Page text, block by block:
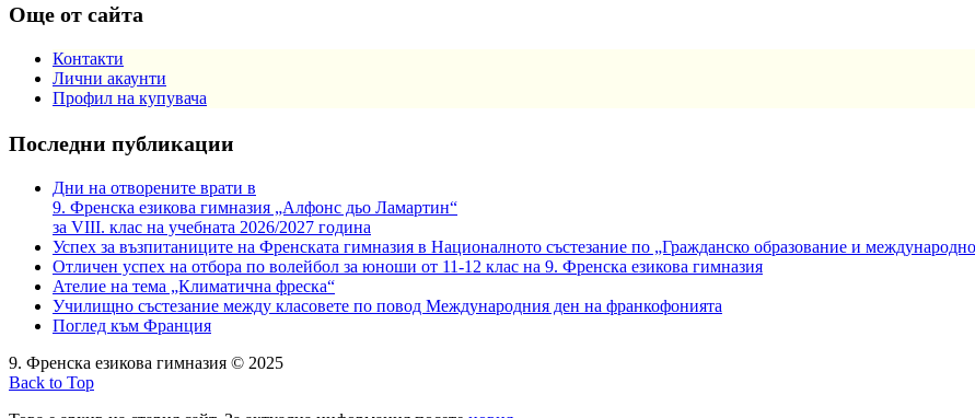
Още от сайта
Контакти
Лични акаунти
Профил на купувача
Последни публикации
Дни на отворените врати в
9. Френска езикова гимназия „Алфонс дьо Ламартин“
за VIII. клас на учебната 2026/2027 година
Успех за възпитаниците на Френската гимназия в Националното състезание по „Гражданско образование и
Отличен успех на отбора по волейбол за юноши от 11-12 клас на 9. Френска езикова гимназия
Ателие на тема „Климатична фреска“
Училищно състезание между класовете по повод Международния ден на франкофонията
Поглед към Франция
9. Френска езикова гимназия © 2025
Back to Top